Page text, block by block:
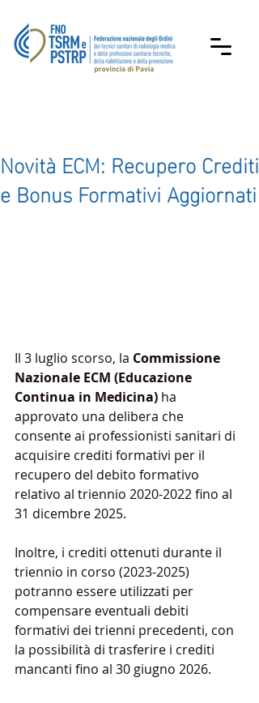
Novità ECM: Recupero Crediti
e Bonus Formativi Aggiornati
Il 3 luglio scorso, la Commissione
Nazionale ECM (Educazione
Continua in Medicina) ha
approvato una delibera che
consente ai professionisti sanitari di
acquisire crediti formativi per il
recupero del debito formativo
relativo al triennio 2020-2022 fino al
31 dicembre 2025.
Inoltre, i crediti ottenuti durante il
triennio in corso (2023-2025)
potranno essere utilizzati per
compensare eventuali debiti
formativi dei trienni precedenti, con
la possibilità di trasferire i crediti
mancanti fino al 30 giugno 2026.